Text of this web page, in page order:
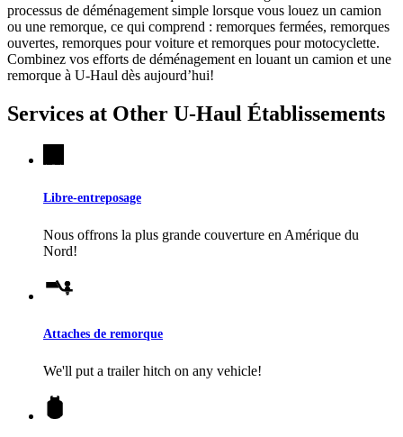
processus de déménagement simple lorsque vous louez un camion
ou une remorque, ce qui comprend : remorques fermées, remorques
ouvertes, remorques pour voiture et remorques pour motocyclette.
Combinez vos efforts de déménagement en louant un camion et une
remorque à U-Haul dès aujourd’hui!
Services at Other U-Haul Établissements
Libre-entreposage
Nous offrons la plus grande couverture en Amérique du
Nord!
Attaches de remorque
We'll put a trailer hitch on any vehicle!